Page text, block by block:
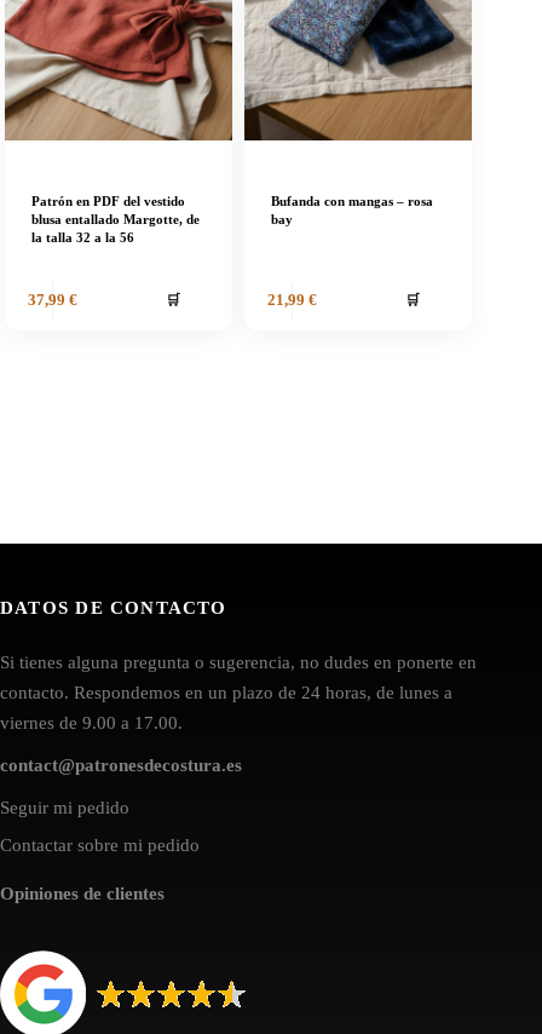
Patrón en PDF del vestido
blusa entallado Margotte, de
la talla 32 a la 56
37,99 € 🛒
Bufanda con mangas – rosa
bay
21,99 € 🛒
DATOS DE CONTACTO
Si tienes alguna pregunta o sugerencia, no dudes en ponerte en
contacto. Respondemos en un plazo de 24 horas, de lunes a
viernes de 9.00 a 17.00.
contact@patronesdecostura.es
Seguir mi pedido
Contactar sobre mi pedido
Opiniones de clientes